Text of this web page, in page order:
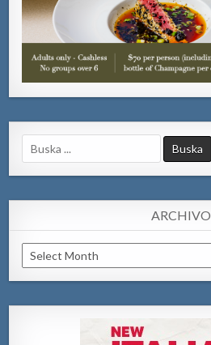
Search
for:
ARCHIVO
Archivo